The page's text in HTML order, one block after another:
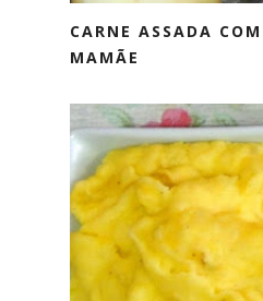
CARNE ASSADA
MAMÃE